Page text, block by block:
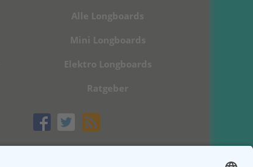
Alle Longboards
Mini Longboards
Elektro Longboards
Ratgeber